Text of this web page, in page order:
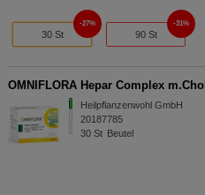
30 St
27%
90 St
31%
OMNIFLORA Hepar Complex
Heilpflanzenwohl GmbH
20187785
30 St Beutel